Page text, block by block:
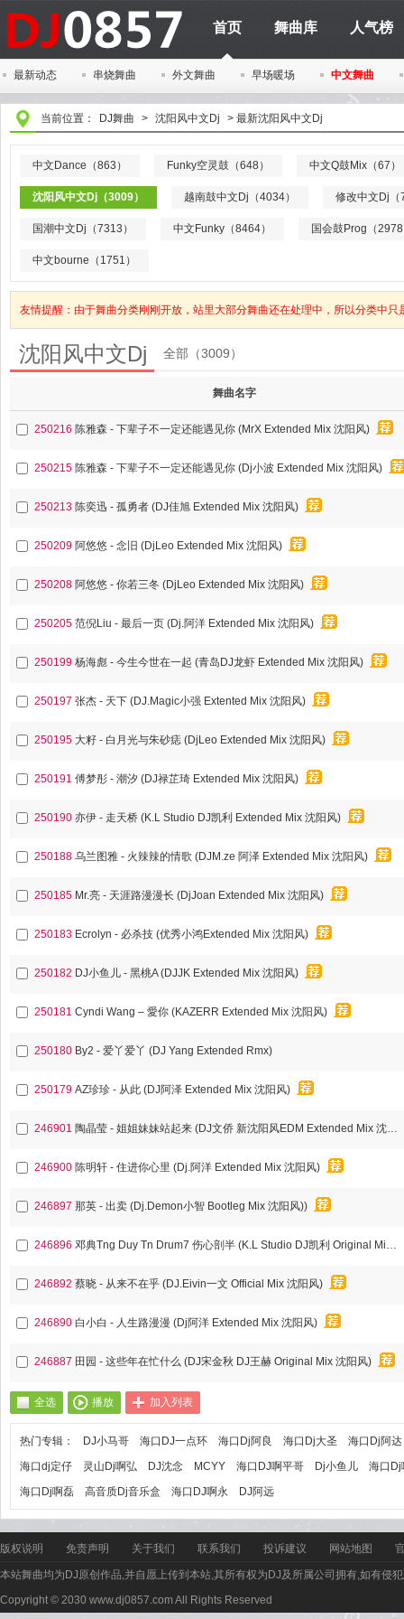
首页 舞曲库 人气榜
最新动态 串烧舞曲 外文舞曲 早场暖场 中文舞曲
当前位置： DJ舞曲 > 沈阳风中文Dj > 最新沈阳风中文Dj
中文Dance（863） Funky空灵鼓（648） 中文Q鼓Mix（67）
沈阳风中文Dj（3009） 越南鼓中文Dj（4034） 修改中文Dj（
国潮中文Dj（7313） 中文Funky（8464） 国会鼓Prog（
中文bourne（1751）
友情提醒：由于舞曲分类刚刚开放，站里大部分舞曲还在处理中，所以分类中只
沈阳风中文Dj 全部（3009）
舞曲名字
250216 陈雅森 - 下辈子不一定还能遇见你 (MrX Extended Mix 沈阳风)
250215 陈雅森 - 下辈子不一定还能遇见你 (Dj小波 Extended Mix 沈阳风)
250213 陈奕迅 - 孤勇者 (DJ佳旭 Extended Mix 沈阳风)
250209 阿悠悠 - 念旧 (DjLeo Extended Mix 沈阳风)
250208 阿悠悠 - 你若三冬 (DjLeo Extended Mix 沈阳风)
250205 范倪Liu - 最后一页 (Dj.阿洋 Extended Mix 沈阳风)
250199 杨海彪 - 今生今世在一起 (青岛DJ龙虾 Extended Mix 沈阳风)
250197 张杰 - 天下 (DJ.Magic小强 Extented Mix 沈阳风)
250195 大籽 - 白月光与朱砂痣 (DjLeo Extended Mix 沈阳风)
250191 傅梦彤 - 潮汐 (DJ禄芷琦 Extended Mix 沈阳风)
250190 亦伊 - 走天桥 (K.L Studio DJ凯利 Extended Mix 沈阳风)
250188 乌兰图雅 - 火辣辣的情歌 (DJM.ze 阿泽 Extended Mix 沈阳风)
250185 Mr.亮 - 天涯路漫漫长 (DjJoan Extended Mix 沈阳风)
250183 Ecrolyn - 必杀技 (优秀小鸿Extended Mix 沈阳风)
250182 DJ小鱼儿 - 黑桃A (DJJK Extended Mix 沈阳风)
250181 Cyndi Wang – 愛你 (KAZERR Extended Mix 沈阳风)
250180 By2 - 爱丫爱丫 (DJ Yang Extended Rmx)
250179 AZ珍珍 - 从此 (DJ阿泽 Extended Mix 沈阳风)
246901 陶晶莹 - 姐姐妹妹站起来 (DJ文侨 新沈阳风EDM Extended Mix 沈阳风)
246900 陈明轩 - 住进你心里 (Dj.阿洋 Extended Mix 沈阳风)
246897 那英 - 出卖 (Dj.Demon小智 Bootleg Mix 沈阳风))
246896 邓典Tng Duy Tn Drum7 伤心剖半 (K.L Studio DJ凯利 Original Mix 沈阳风)
246892 蔡晓 - 从来不在乎 (DJ.Eivin一文 Official Mix 沈阳风)
246890 白小白 - 人生路漫漫 (Dj阿洋 Extended Mix 沈阳风)
246887 田园 - 这些年在忙什么 (DJ宋金秋 DJ王赫 Original Mix 沈阳风)
全选 播放 加入列表
热门专辑： DJ小马哥 海口DJ一点环 海口Dj阿良 海口Dj大圣
海口Dj阿达
海口dj定仔
灵山Dj啊弘 DJ沈念 MCYY 海口DJ啊平哥 Dj小鱼儿
海口Dj
海口Dj啊磊
高音质Dj音乐盒 海口DJ啊永 DJ阿远
版权说明 免责声明 关于我们 联系我们 投诉建议 网站地图
本站舞曲均为DJ原创作品,并自愿上传到本站,其所有权为DJ及所属公司拥有,如有侵
Copyright © 2030 www.dj0857.com All Rights Reserved